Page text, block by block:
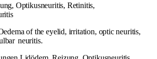
Optikusneuritis, Retinitis,
of the eyelid, irritation, optic neuritis,
neuritis.